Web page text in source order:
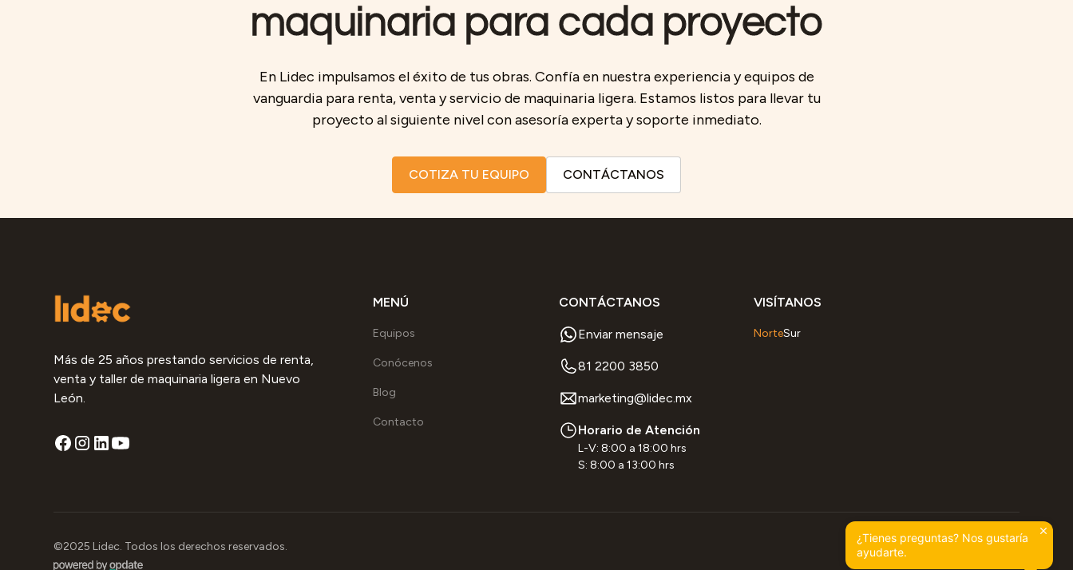
maquinaria para cada proyecto
En Lidec impulsamos el éxito de tus obras. Confía en nuestra experiencia y equipos de
vanguardia para renta, venta y servicio de maquinaria ligera. Estamos listos para llevar tu
proyecto al siguiente nivel con asesoría experta y soporte inmediato.
COTIZA TU EQUIPO CONTÁCTANOS
Más de 25 años prestando servicios de renta,
venta y taller de maquinaria ligera en Nuevo
León.
MENÚ
Equipos
Conócenos
Blog
Contacto
CONTÁCTANOS
Enviar mensaje
81 2200 3850
marketing@lidec.mx
Horario de Atención
L-V: 8:00 a 18:00 hrs
S: 8:00 a 13:00 hrs
VISÍTANOS
NorteSur
©2025 Lidec. Todos los derechos reservados.
¿Tienes preguntas? Nos gustaría
ayudarte.